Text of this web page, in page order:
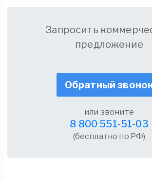
Запросить
предложение
Обратный
или звоните
8 800 551-51-03
(бесплатно по РФ)